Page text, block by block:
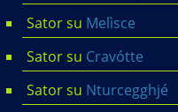
Satorsu Melìsce
Satorsu Cravótte
Satorsu Nturcegghjé